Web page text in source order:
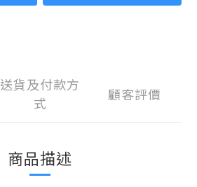
送貨及付款方
式
顧客評價
商品描述